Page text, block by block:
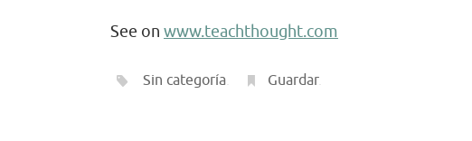
See on www.teachthought.com
Sin categoría. Guardar.